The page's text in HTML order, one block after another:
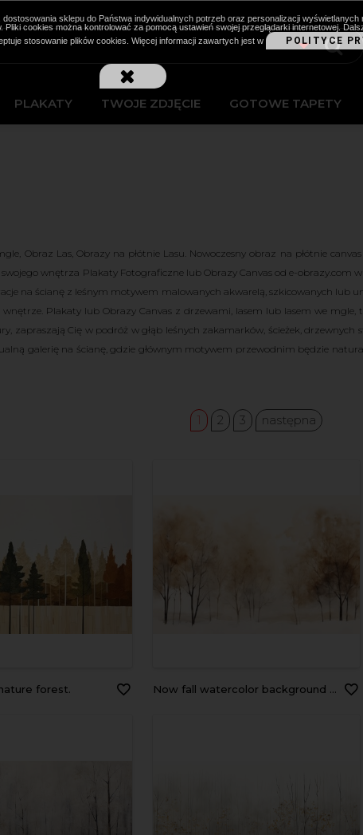
PLAKATY TWOJE ZDJĘCIE GOTOWE TAPETY
Obraz Las, Obrazy na płótnie Lasu. Nowoczesny obraz na płótnie
wnętrza Plakaty Fotograficzne lub Obrazy Canvas od e-obrazy.com
na ścianę z leśnym motywem malowanych akwarelą, szkicowanych lub
Plakaty lub Obrazy Canvas z drzewami, lasem lub lasem we mgle,
zapraszają Cię w podróż w głąb leśnych zakamarków, ścieżek,
galerię na ścianę, gdzie głównym motywem przewodnim będzie natura.
1 2 3 następna
forest. Now fall watercolor background snow backgrounds outdoors.
sklepu do Państwa indywidualnych potrzeb oraz personalizacji
cookies można kontrolować za pomocą ustawień swojej przeglądarki internetowej.
stosowanie plików cookies. Więcej informacji zawartych jest w
POLITYCE